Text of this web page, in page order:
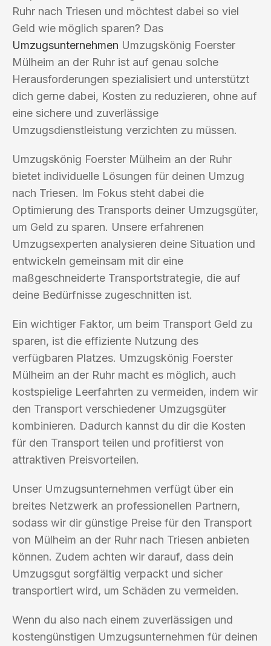
Ruhr nach Triesen und möchtest dabei so viel
Geld wie möglich sparen? Das
Umzugsunternehmen Umzugskönig Foerster
Mülheim an der Ruhr ist auf genau solche
Herausforderungen spezialisiert und unterstützt
dich gerne dabei, Kosten zu reduzieren, ohne auf
eine sichere und zuverlässige
Umzugsdienstleistung verzichten zu müssen.
Umzugskönig Foerster Mülheim an der Ruhr
bietet individuelle Lösungen für deinen Umzug
nach Triesen. Im Fokus steht dabei die
Optimierung des Transports deiner Umzugsgüter,
um Geld zu sparen. Unsere erfahrenen
Umzugsexperten analysieren deine Situation und
entwickeln gemeinsam mit dir eine
maßgeschneiderte Transportstrategie, die auf
deine Bedürfnisse zugeschnitten ist.
Ein wichtiger Faktor, um beim Transport Geld zu
sparen, ist die effiziente Nutzung des
verfügbaren Platzes. Umzugskönig Foerster
Mülheim an der Ruhr macht es möglich, auch
kostspielige Leerfahrten zu vermeiden, indem wir
den Transport verschiedener Umzugsgüter
kombinieren. Dadurch kannst du dir die Kosten
für den Transport teilen und profitierst von
attraktiven Preisvorteilen.
Unser Umzugsunternehmen verfügt über ein
breites Netzwerk an professionellen Partnern,
sodass wir dir günstige Preise für den Transport
von Mülheim an der Ruhr nach Triesen anbieten
können. Zudem achten wir darauf, dass dein
Umzugsgut sorgfältig verpackt und sicher
transportiert wird, um Schäden zu vermeiden.
Wenn du also nach einem zuverlässigen und
kostengünstigen Umzugsunternehmen für deinen